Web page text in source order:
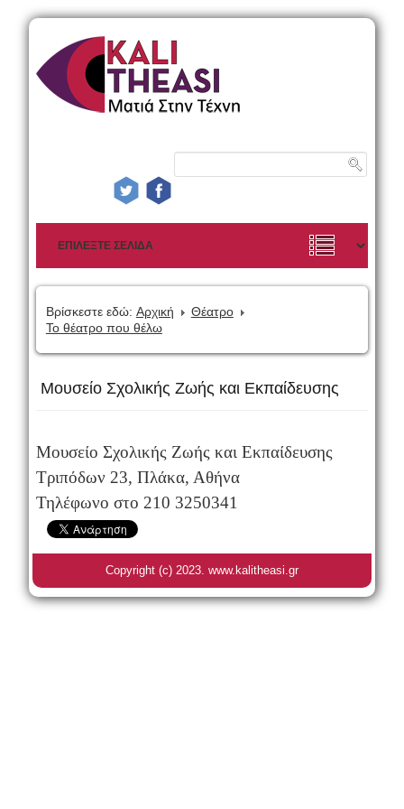
Βρίσκεστε εδώ: Αρχική
Θέατρο
Το θέατρο που θέλω
Μουσείο Σχολικής Ζωής και Εκπαίδευσης
Μουσείο Σχολικής Ζωής και Εκπαίδευσης
Τριπόδων 23, Πλάκα, Αθήνα
Τηλέφωνο στο 210 3250341
Copyright (c) 2023. www.kalitheasi.gr